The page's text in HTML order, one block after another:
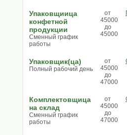
Упаковщиица
конфетной
продукции
Сменный график
работы
от
45000
до
45000
Упаковщик(ца)
Полный рабочий день
от
45000
до
47000
Комплектовщица
на склад
Сменный график
работы
от
45000
до
47000